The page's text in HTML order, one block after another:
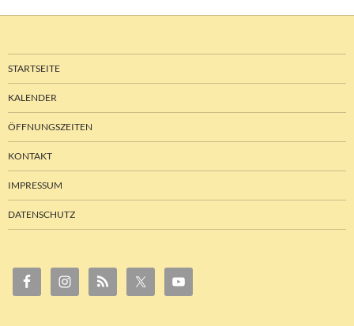
STARTSEITE
KALENDER
ÖFFNUNGSZEITEN
KONTAKT
IMPRESSUM
DATENSCHUTZ